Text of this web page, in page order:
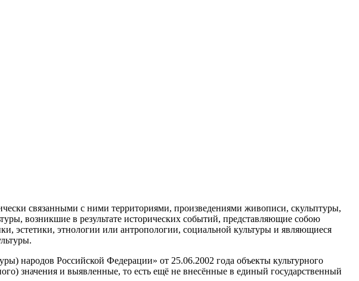
связанными с ними территориями, произведениями живописи, скульптуры,
возникшие в результате исторических событий, представляющие собою
эстетики, этнологии или антропологии, социальной культуры и являющиеся
народов Российской Федерации» от 25.06.2002 года объекты культурного
значения и выявленные, то есть ещё не внесённые в единый государственный